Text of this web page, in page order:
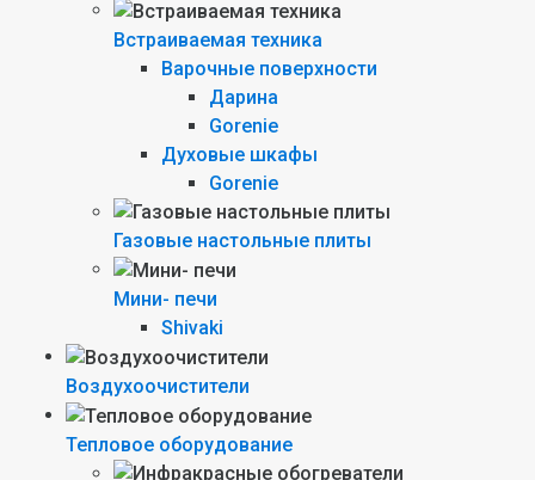
Встраиваемая техника
Варочные поверхности
Дарина
Gorenie
Духовые шкафы
Gorenie
Газовые настольные плиты
Мини- печи
Shivaki
Воздухоочистители
Тепловое оборудование